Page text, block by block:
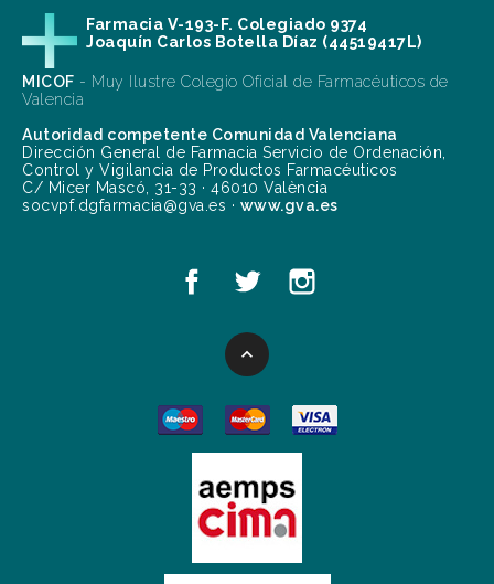
Farmacia V-193-F. Colegiado 9374
Joaquín Carlos Botella Díaz (44519417L)
MICOF - Muy Ilustre Colegio Oficial de Farmacéuticos de
Valencia
Autoridad competente Comunidad Valenciana
Dirección General de Farmacia Servicio de Ordenación,
Control y Vigilancia de Productos Farmacéuticos
C/ Micer Mascó, 31-33 · 46010 València
socvpf.dgfarmacia@gva.es · www.gva.es
